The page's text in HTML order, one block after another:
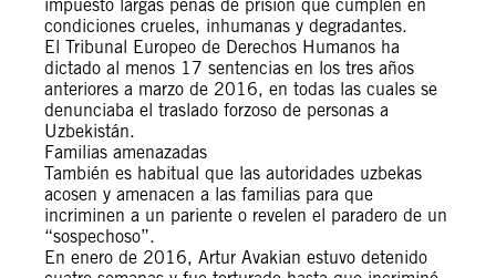
impuesto largas penas de prisión que cumplen en
condiciones crueles, inhumanas y degradantes.
El Tribunal Europeo de Derechos Humanos ha
dictado al menos 17 sentencias en los tres años
anteriores a marzo de 2016, en todas las cuales se
denunciaba el traslado forzoso de personas a
Uzbekistán.
Familias amenazadas
También es habitual que las autoridades uzbekas
acosen y amenacen a las familias para que
incriminen a un pariente o revelen el paradero de un
“sospechoso”.
En enero de 2016, Artur Avakian estuvo detenido